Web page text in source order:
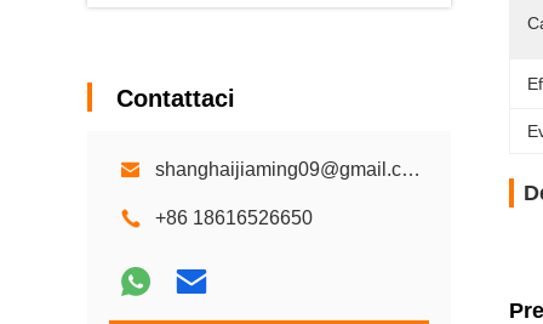
Contattaci
shanghaijiaming09@gmail.com
+86 18616526650